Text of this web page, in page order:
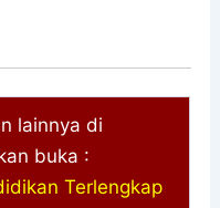
lainnya di
buka :
Terlengkap